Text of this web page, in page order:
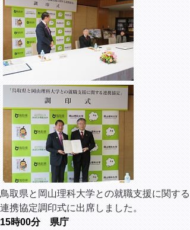
鳥取県と岡山理科大学との就職支援に関する
連携協定調印式に出席しました。
15時00分 県庁